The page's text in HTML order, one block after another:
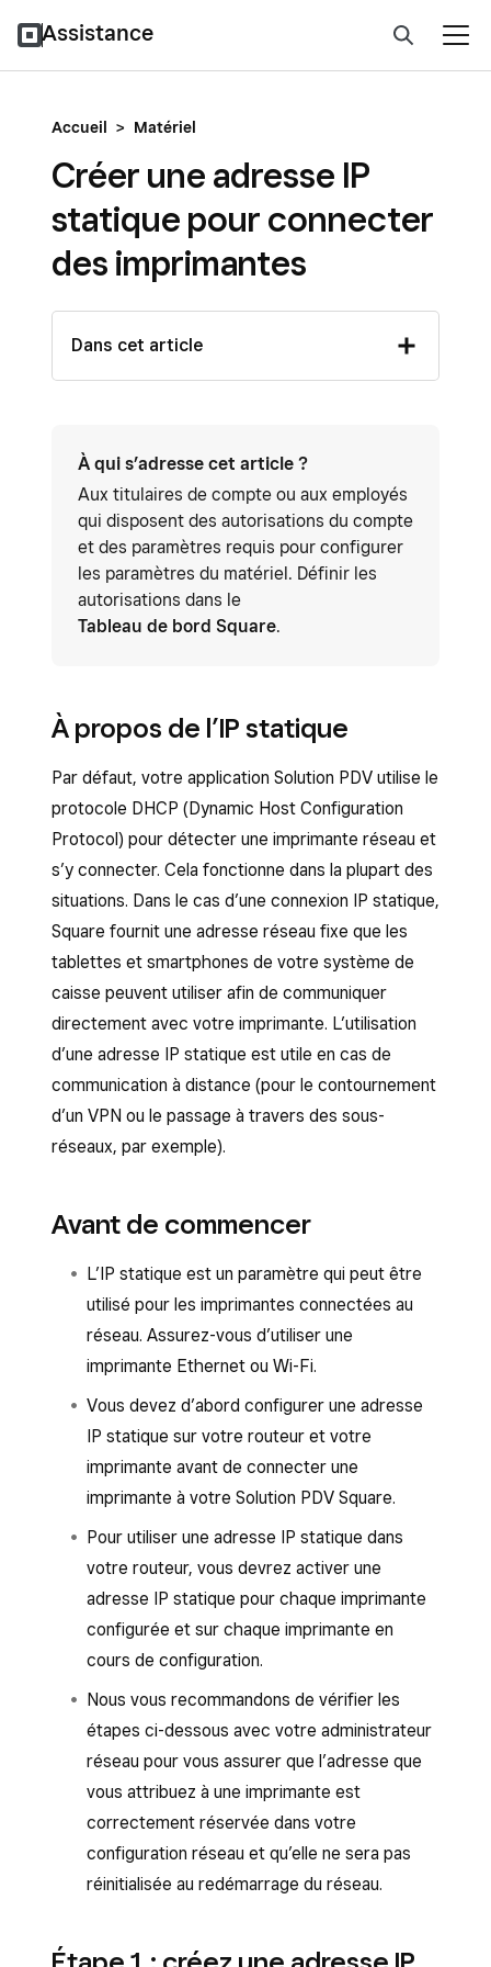
Assistance
Accueil > Matériel
Créer une adresse IP
statique pour connecter
des imprimantes
Dans cet article
À qui s’adresse cet article ?
Aux titulaires de compte ou aux employés
qui disposent des autorisations du compte
et des paramètres requis pour configurer
les paramètres du matériel. Définir les
autorisations dans le
Tableau de bord Square.
À propos de l’IP statique
Par défaut, votre application Solution PDV utilise le
protocole DHCP (Dynamic Host Configuration
Protocol) pour détecter une imprimante réseau et
s’y connecter. Cela fonctionne dans la plupart des
situations. Dans le cas d’une connexion IP statique,
Square fournit une adresse réseau fixe que les
tablettes et smartphones de votre système de
caisse peuvent utiliser afin de communiquer
directement avec votre imprimante. L’utilisation
d’une adresse IP statique est utile en cas de
communication à distance (pour le contournement
d’un VPN ou le passage à travers des sous-
réseaux, par exemple).
Avant de commencer
L’IP statique est un paramètre qui peut être
utilisé pour les imprimantes connectées au
réseau. Assurez-vous d’utiliser une
imprimante Ethernet ou Wi-Fi.
Vous devez d’abord configurer une adresse
IP statique sur votre routeur et votre
imprimante avant de connecter une
imprimante à votre Solution PDV Square.
Pour utiliser une adresse IP statique dans
votre routeur, vous devrez activer une
adresse IP statique pour chaque imprimante
configurée et sur chaque imprimante en
cours de configuration.
Nous vous recommandons de vérifier les
étapes ci-dessous avec votre administrateur
réseau pour vous assurer que l’adresse que
vous attribuez à une imprimante est
correctement réservée dans votre
configuration réseau et qu’elle ne sera pas
réinitialisée au redémarrage du réseau.